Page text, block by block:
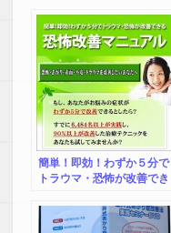
症改善法（極秘セミナー
DVD付き）
簡単！即効！わずか５分で
トラウマ・恐怖が改善でき
（DVD教材）】 無料電話
サポート＆返金保証付き